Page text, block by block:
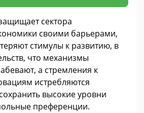
сектора
своими барьерами,
стимулы к развитию, в
что механизмы
а стремления к
истребляются
высокие уровни
преференции.